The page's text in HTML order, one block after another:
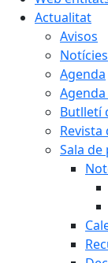
Actualitat
Avisos
Notícies
Agenda
Butlletí
Sala de